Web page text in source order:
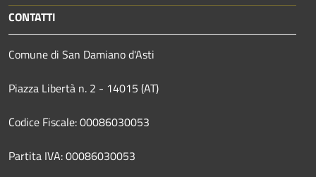
CONTATTI
Comune di San Damiano d'Asti
Piazza Libertà n. 2 - 14015 (AT)
Codice Fiscale: 00086030053
Partita IVA: 00086030053